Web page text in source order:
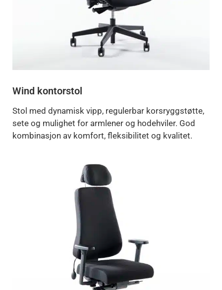
Wind kontorstol
Stol med dynamisk vipp, regulerbar korsryggstøtte,
sete og mulighet for armlener og hodehviler. God
kombinasjon av komfort, fleksibilitet og kvalitet.